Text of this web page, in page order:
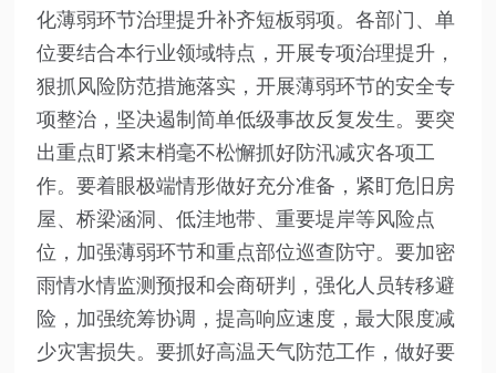
化薄弱环节治理提升补齐短板弱项。各部门、单
位要结合本行业领域特点，开展专项治理提升，
狠抓风险防范措施落实，开展薄弱环节的安全专
项整治，坚决遏制简单低级事故反复发生。要突
出重点盯紧末梢毫不松懈抓好防汛减灾各项工
作。要着眼极端情形做好充分准备，紧盯危旧房
屋、桥梁涵洞、低洼地带、重要堤岸等风险点
位，加强薄弱环节和重点部位巡查防守。要加密
雨情水情监测预报和会商研判，强化人员转移避
险，加强统筹协调，提高响应速度，最大限度减
少灾害损失。要抓好高温天气防范工作，做好要